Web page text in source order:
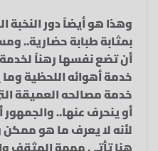
وهذا هو أيضاً دور النخبة
بمثابة طبابة حضارية..
أن تضع نفسها رهناً
خدمة أهوائه اللحظية
خدمة مصالحه العميقة
أو ينحرف عنها.. والجمهور
لأنه لا يعرف ما هو